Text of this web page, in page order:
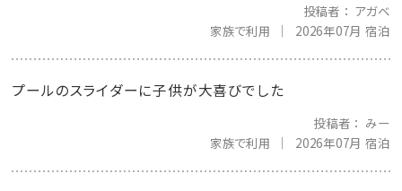
投稿者
アガベ
家族で利用
2026年07月 宿泊
プールのスライダーに子供が大喜びでした
投稿者
みー
家族で利用
2026年07月 宿泊